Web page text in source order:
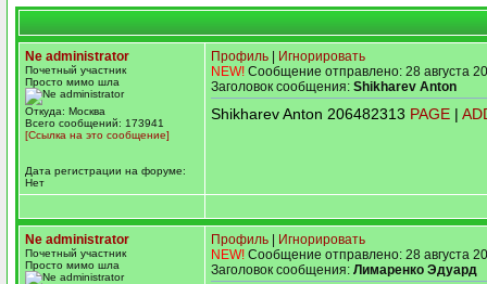
Ne administrator
Почетный участник
Просто мимо шла
Откуда: Москва
Всего сообщений: 173941
[Ссылка на это сообщение]
Дата регистрации на форуме:
Нет
Профиль
Игнорировать
NEW! Сообщение отправлено: 28 августа
Заголовок сообщения: Shikharev Anton
Shikharev Anton 206482313 PAGE |
Ne administrator
Почетный участник
Просто мимо шла
Профиль
Игнорировать
NEW! Сообщение отправлено: 28 августа
Заголовок сообщения: Лимаренко Эдуард